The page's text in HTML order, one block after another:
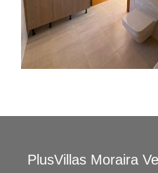
PlusVillas Moraira